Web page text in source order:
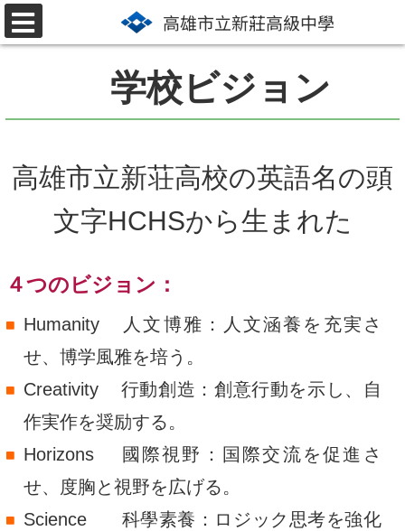
メ
イ
コ
テ
エ
学校ビジョン
高雄市立新荘高校の英語名の頭
文字HCHSから生まれた
４つのビジョン：
Humanity
人文博雅：人文涵養を充実さ
せ、博学風雅を培う。
Creativity
行動創造：創意行動を示し、自
作実作を奨励する。
Horizons
國際視野：国際交流を促進さ
せ、度胸と視野を広げる。
Science
科學素養：ロジック思考を強化
選
高雄市立新莊高級中學